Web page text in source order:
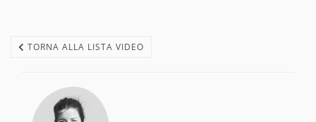
TORNA ALLA LISTA VIDEO